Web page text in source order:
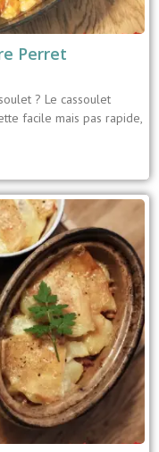
Perret
? Le cassoulet
facile mais pas rapide,